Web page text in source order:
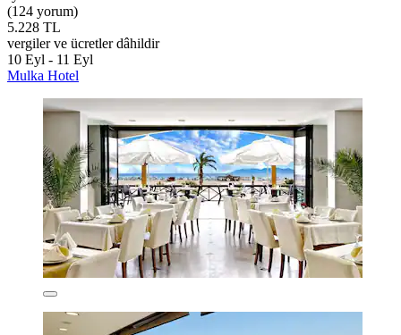
(124 yorum)
5.228 TL
vergiler ve ücretler dâhildir
10 Eyl - 11 Eyl
Mulka Hotel